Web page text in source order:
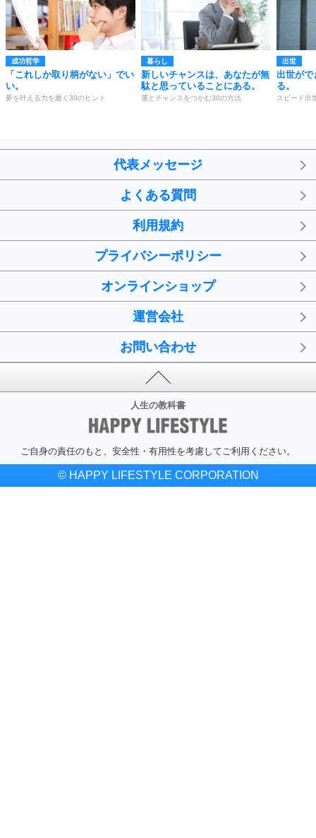
成功哲学
「これしか取り柄がない」でい
い。
夢を叶える力を磨く30のヒント
暮らし
新しいチャンスは、あなたが無
駄と思っていることにある。
運とチャンスをつかむ30の方法
出世
出世がで
る。
スピード出
代表メッセージ
よくある質問
利用規約
プライバシーポリシー
オンラインショップ
運営会社
お問い合わせ
人生の教科書
ご自身の責任のもと、安全性・有用性を考慮してご利用ください。
© HAPPY LIFESTYLE CORPORATION